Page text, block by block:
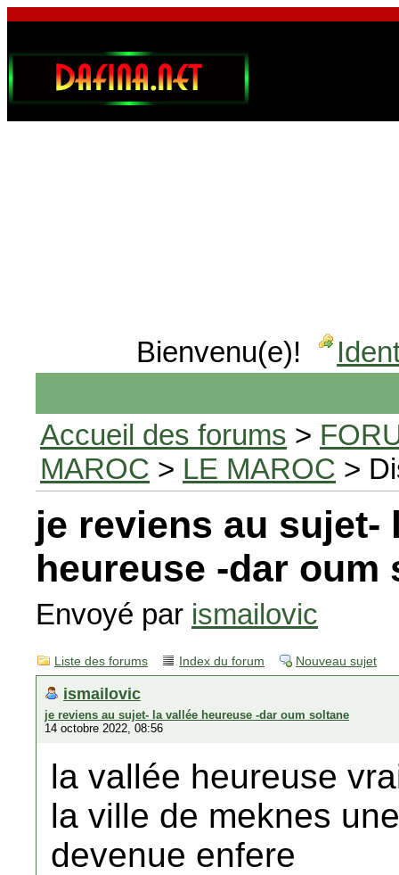
Bienvenu(e)!
Accueil des forums >
MAROC > LE MAROC >
je reviens au sujet-
heureuse -dar oum
Envoyé par ismailovic
Liste des forums Index du forum Nouveau sujet
ismailovic
je reviens au sujet- la vallée heureuse -dar oum soltane
14 octobre 2022, 08:56
la vallée heureuse
la ville de meknes
devenue enfere